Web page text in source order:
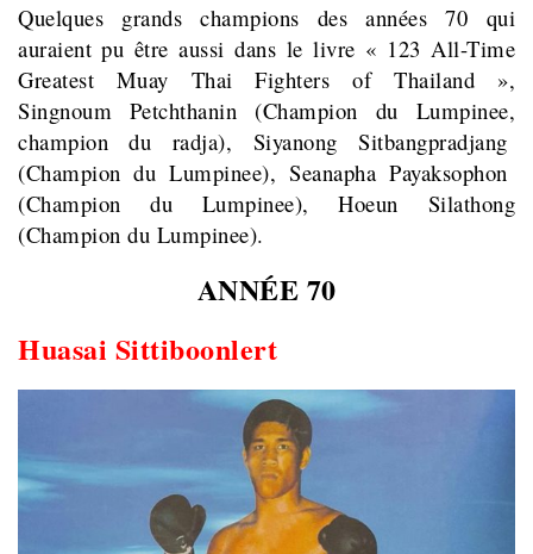
Quelques grands champions des années 70 qui
auraient pu être aussi dans le livre « 123 All-Time
Greatest Muay Thai Fighters of Thailand »,
Singnoum Petchthanin (Champion du Lumpinee,
champion du radja), Siyanong Sitbangpradjang
(Champion du Lumpinee), Seanapha Payaksophon
(Champion du Lumpinee), Hoeun Silathong
(Champion du Lumpinee).
ANNÉE 70
Huasai Sittiboonlert